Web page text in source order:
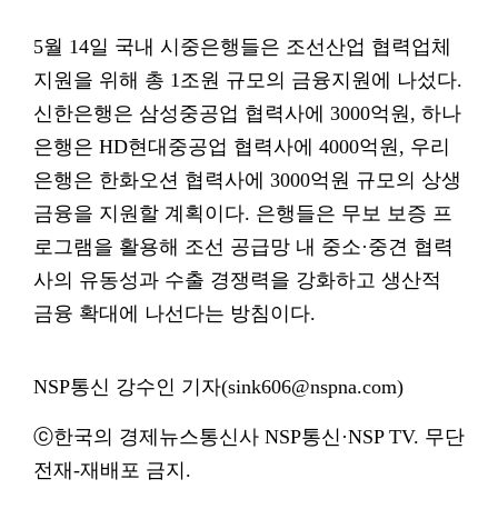
5월 14일 국내 시중은행들은 조선산업 협력업체
지원을 위해 총 1조원 규모의 금융지원에 나섰다.
신한은행은 삼성중공업 협력사에 3000억원, 하나
은행은 HD현대중공업 협력사에 4000억원, 우리
은행은 한화오션 협력사에 3000억원 규모의 상생
금융을 지원할 계획이다. 은행들은 무보 보증 프
로그램을 활용해 조선 공급망 내 중소·중견 협력
사의 유동성과 수출 경쟁력을 강화하고 생산적
금융 확대에 나선다는 방침이다.
NSP통신 강수인 기자(sink606@nspna.com)
ⓒ한국의 경제뉴스통신사 NSP통신·NSP TV. 무단
전재-재배포 금지.